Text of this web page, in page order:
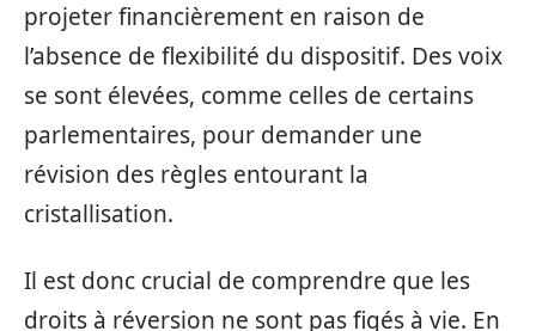
projeter financièrement en raison de
l’absence de flexibilité du dispositif. Des voix
se sont élevées, comme celles de certains
parlementaires, pour demander une
révision des règles entourant la
cristallisation.
Il est donc crucial de comprendre que les
droits à réversion ne sont pas figés à vie. En